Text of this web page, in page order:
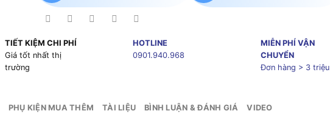
TIẾT KIỆM CHI PHÍ
Giá tốt nhất thị
trường
HOTLINE
0901.940.968
MIỄN PHÍ VẬN
CHUYỂN
Đơn hàng > 3 triệu
PHỤ KIỆN MUA THÊM TÀI LIỆU BÌNH LUẬN & ĐÁNH GIÁ VIDEO